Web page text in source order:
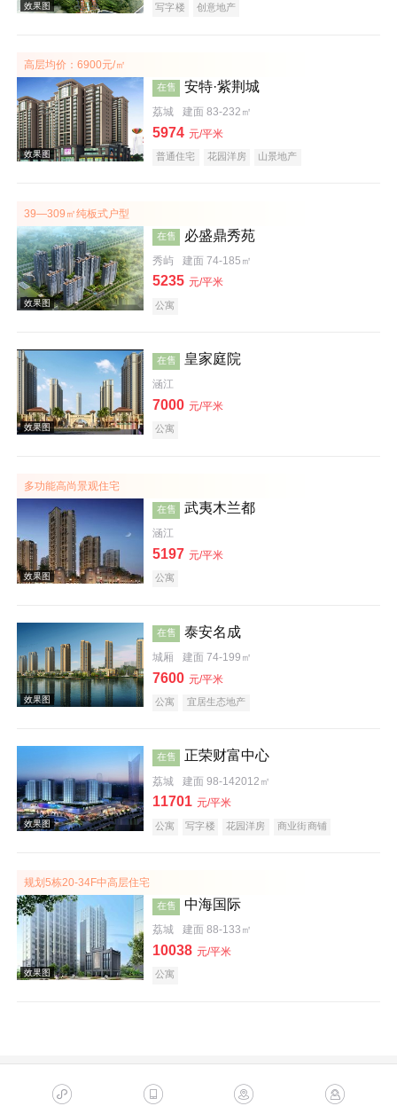
效果图
效果图
写字楼 创意地产
高层均价：6900元/㎡
在售 安特·紫荆城
荔城 建面 83-232㎡
5974 元/平米
普通住宅 花园洋房 山景地产
39—309㎡纯板式户型
效果图
在售 必盛鼎秀苑
秀屿 建面 74-185㎡
5235 元/平米
公寓
效果图
在售 皇家庭院
涵江
7000 元/平米
公寓
多功能高尚景观住宅
效果图
在售 武夷木兰都
涵江
5197 元/平米
公寓
效果图
在售 泰安名成
城厢 建面 74-199㎡
7600 元/平米
公寓 宜居生态地产
在售 正荣财富中心
荔城 建面 98-142012㎡
11701 元/平米
公寓 写字楼 花园洋房 商业街商铺
规划5栋20-34F中高层住宅
在售 中海国际
荔城 建面 88-133㎡
10038 元/平米
公寓